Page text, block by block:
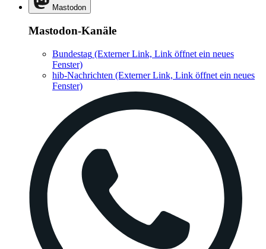
Mastodon
Mastodon-Kanäle
Bundestag (Externer Link, Link öffnet ein neues
Fenster)
hib-Nachrichten (Externer Link, Link öffnet ein neues
Fenster)